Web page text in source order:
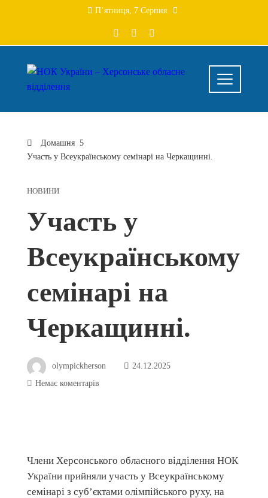
П’ятниця, 7 Серпня
Домашня
Участь у Всеукраїнському семінарі на Черкащинні.
НОВИНИ
Участь у
Всеукраїнському
семінарі на
Черкащинні.
olympickherson
24.12.2025
Немає коментарів
Члени Херсонського обласного відділення НОК
України прийняли участь у Всеукраїнському
семінарі з суб’єктами олімпійського руху, на